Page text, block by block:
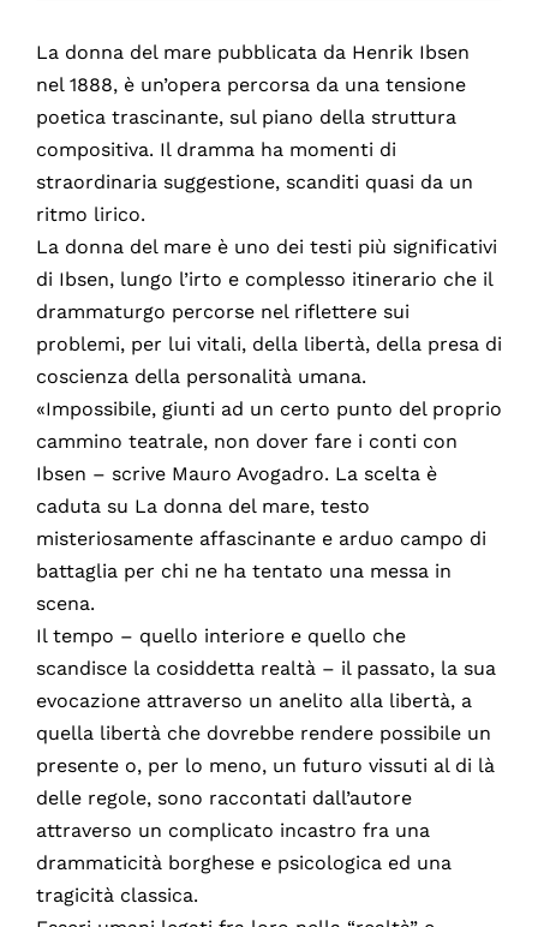
La donna del mare pubblicata da Henrik Ibsen
nel 1888, è un’opera percorsa da una tensione
poetica trascinante, sul piano della struttura
compositiva. Il dramma ha momenti di
straordinaria suggestione, scanditi quasi da un
ritmo lirico.
La donna del mare è uno dei testi più significativi
di Ibsen, lungo l’irto e complesso itinerario che il
drammaturgo percorse nel riflettere sui
problemi, per lui vitali, della libertà, della presa di
coscienza della personalità umana.
«Impossibile, giunti ad un certo punto del proprio
cammino teatrale, non dover fare i conti con
Ibsen – scrive Mauro Avogadro. La scelta è
caduta su La donna del mare, testo
misteriosamente affascinante e arduo campo di
battaglia per chi ne ha tentato una messa in
scena.
Il tempo – quello interiore e quello che
scandisce la cosiddetta realtà – il passato, la sua
evocazione attraverso un anelito alla libertà, a
quella libertà che dovrebbe rendere possibile un
presente o, per lo meno, un futuro vissuti al di là
delle regole, sono raccontati dall’autore
attraverso un complicato incastro fra una
drammaticità borghese e psicologica ed una
tragicità classica.